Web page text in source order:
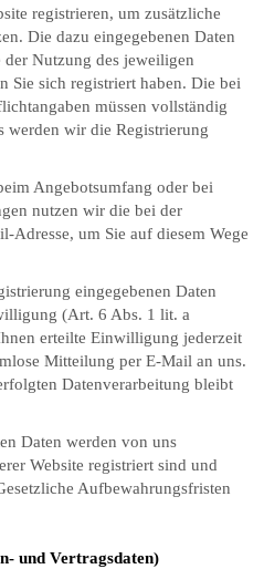
registrieren, um zusätzliche
Die dazu eingegebenen Daten
Nutzung des jeweiligen
Sie sich registriert haben. Die bei
müssen vollständig
werden wir die Registrierung
Angebotsumfang oder bei
nutzen wir die bei der
Adresse, um Sie auf diesem Wege
eingegebenen Daten
(Art. 6 Abs. 1 lit. a
erteilte Einwilligung jederzeit
Mitteilung per E-Mail an uns.
Datenverarbeitung bleibt
Daten werden von uns
Website registriert sind und
Aufbewahrungsfristen
und Vertragsdaten)